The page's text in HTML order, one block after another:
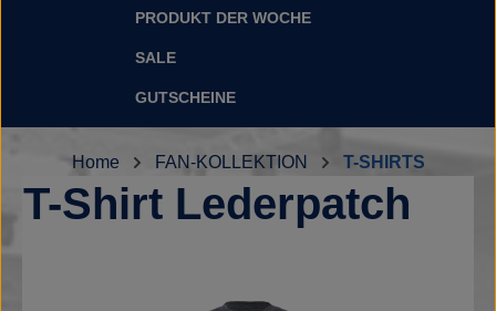
PRODUKT DER WOCHE
SALE
GUTSCHEINE
Home FAN-KOLLEKTION T-SHIRTS
T-Shirt Lederpatch